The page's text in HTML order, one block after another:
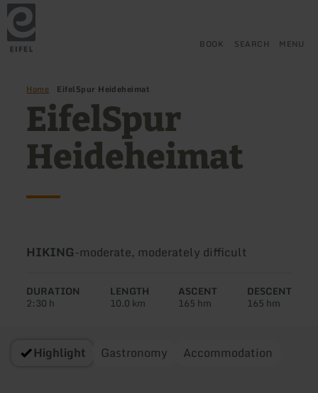
Back
to
home
page
BOOK SEARCH MENU
Home EifelSpur Heideheimat
EifelSpur
Heideheimat
Type
tour:
HIKING-Difficulty:
moderate, moderately difficult
DURATION
2:30 h
LENGTH
10.0 km
ASCENT
165 hm
DESCENT
165 hm
Highlight Gastronomy Accommodation